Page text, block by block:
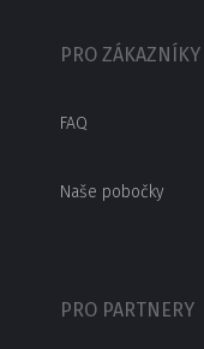
PRO ZÁKAZNÍKY
FAQ
Naše pobočky
PRO PARTNERY